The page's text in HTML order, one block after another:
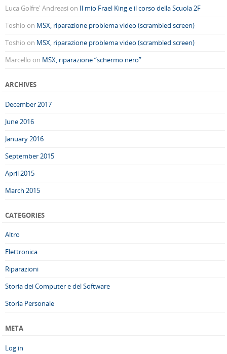
Luca Golfre' Andreasi on Il mio Frael King e il corso della Scuola 2F
Toshio on MSX, riparazione problema video (scrambled screen)
Toshio on MSX, riparazione problema video (scrambled screen)
Marcello on MSX, riparazione “schermo nero”
ARCHIVES
December 2017
June 2016
January 2016
September 2015
April 2015
March 2015
CATEGORIES
Altro
Elettronica
Riparazioni
Storia dei Computer e del Software
Storia Personale
META
Log in